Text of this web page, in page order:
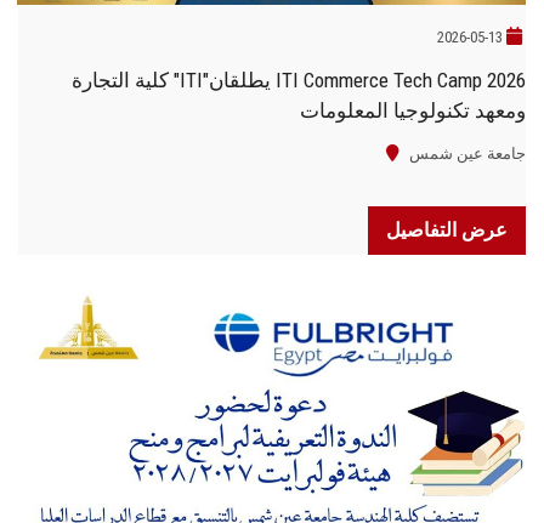
2026-05-13
ITI Commerce Tech Camp 2026 يطلقان"ITI" كلية التجارة
ومعهد تكنولوجيا المعلومات
جامعة عين شمس
عرض التفاصيل